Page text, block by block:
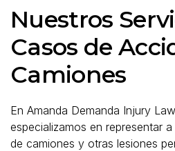
Nuestros
Casos de
Camiones
En Amanda Demanda Injury
especializamos en representar
de camiones y otras lesiones